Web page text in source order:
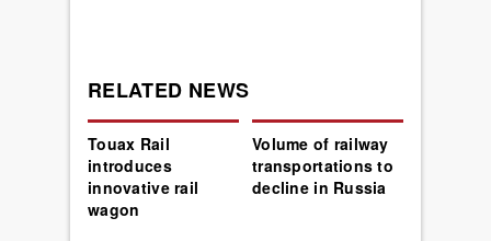
RELATED NEWS
Touax Rail
introduces
innovative rail
wagon
Volume of railway
transportations to
decline in Russia